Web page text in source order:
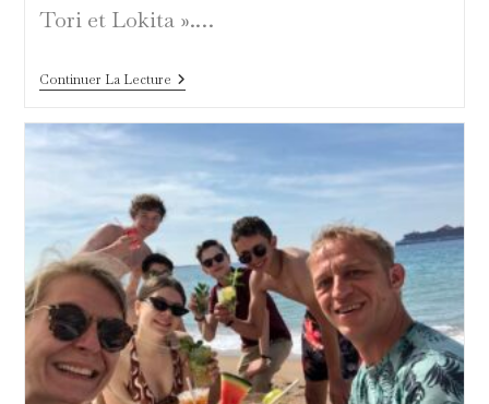
Tori et Lokita ».…
Continuer La LectureLes
Frères
Tous
Tori